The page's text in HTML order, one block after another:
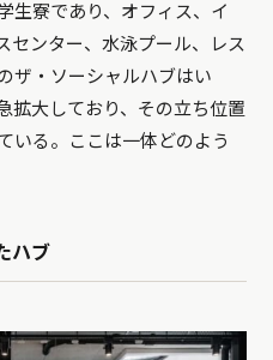
生寮であり、オフィス、イ
センター、水泳プール、レス
ザ・ソーシャルハブはい
拡大しており、その立ち位置
いる。ここは一体どのよう
ハブ